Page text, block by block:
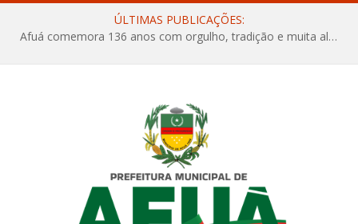
ÚLTIMAS PUBLICAÇÕES:
Afuá comemora 136 anos com orgulho, tradição e muita alegria na Quadra Dr. Nelson Salomão